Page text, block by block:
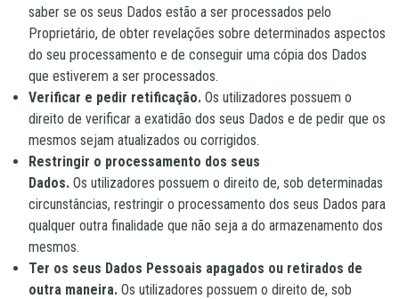
saber se os seus Dados estão a ser processados pelo
Proprietário, de obter revelações sobre determinados aspectos
do seu processamento e de conseguir uma cópia dos Dados
que estiverem a ser processados.
Verificar e pedir retificação. Os utilizadores possuem o
direito de verificar a exatidão dos seus Dados e de pedir que os
mesmos sejam atualizados ou corrigidos.
Restringir o processamento dos seus
Dados. Os utilizadores possuem o direito de, sob determinadas
circunstâncias, restringir o processamento dos seus Dados para
qualquer outra finalidade que não seja a do armazenamento dos
mesmos.
Ter os seus Dados Pessoais apagados ou retirados de
outra maneira. Os utilizadores possuem o direito de, sob